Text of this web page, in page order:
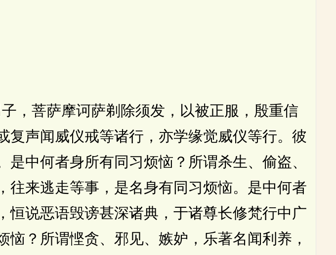
菩萨摩诃萨剃除须发，以被正服，殷重信
声闻威仪戒等诸行，亦学缘觉威仪等行。彼
中何者身所有同习烦恼？所谓杀生、偷盗、
来逃走等事，是名身有同习烦恼。是中何者
恒说恶语毁谤甚深诸典，于诸尊长修梵行中广
？所谓悭贪、邪见、嫉妒，乐著名闻利养，